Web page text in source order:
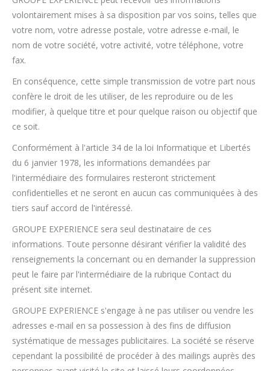
volontairement mises à sa disposition par vos soins, telles que
votre nom, votre adresse postale, votre adresse e-mail, le
nom de votre société, votre activité, votre téléphone, votre
fax.
En conséquence, cette simple transmission de votre part nous
confère le droit de les utiliser, de les reproduire ou de les
modifier, à quelque titre et pour quelque raison ou objectif que
ce soit.
Conformément à l'article 34 de la loi Informatique et Libertés
du 6 janvier 1978, les informations demandées par
l'intermédiaire des formulaires resteront strictement
confidentielles et ne seront en aucun cas communiquées à des
tiers sauf accord de l'intéressé.
GROUPE EXPERIENCE sera seul destinataire de ces
informations. Toute personne désirant vérifier la validité des
renseignements la concernant ou en demander la suppression
peut le faire par l'intermédiaire de la rubrique Contact du
présent site internet.
GROUPE EXPERIENCE s'engage à ne pas utiliser ou vendre les
adresses e-mail en sa possession à des fins de diffusion
systématique de messages publicitaires. La société se réserve
cependant la possibilité de procéder à des mailings auprès des